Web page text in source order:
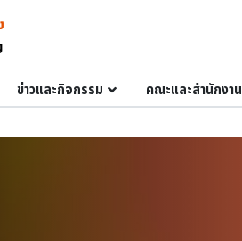
ข่าวและกิจกรรม คณะและสำนักงาน